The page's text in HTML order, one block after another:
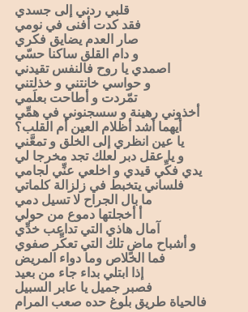
قلبي ردني إلى جسدي
فقد كدت أفنى في نومي
صار العدم يضايق فكري
و دام القلق ساكنا حسّي
اصمدي يا روح فالنفس تقيدني
و حواسي خانتني و خذلتني
تمّردت و أطاحت بعلَمي
أخذوني رهينة و سسجنوني في همِّي
أيهما أشد أظلام العين أم القلب؟
يا عين انظري إلى الخلق و تمعَّني
و يا عقل دبر لعلك تجد مخرجا لي
يدي فكِّي قيدي و اخلعي عنِّي لجامي
فلساني يتخبط في زلزالة كلماتي
ما بال الجراح لا تسيل دمي
أ أخجلتها دموع من حولي
آمال هاذي التي تداعب خدِّي
و أشباح ماضٍ تلك التي تعكِّر صفوي
فما الخلاص وما دواء المريض
إذا ابتلي بداء جاء من بعيد
فصبر جميل يا عابر السبيل
فالحياة طريق بلوغ حده صعب المرام